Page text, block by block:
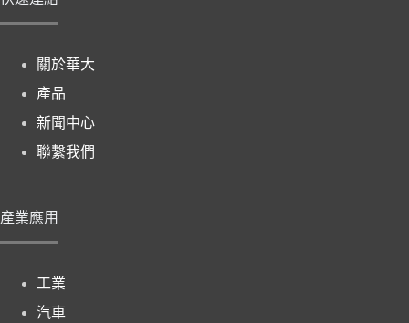
關於華大
產品
新聞中心
聯繫我們
產業應用
工業
汽車